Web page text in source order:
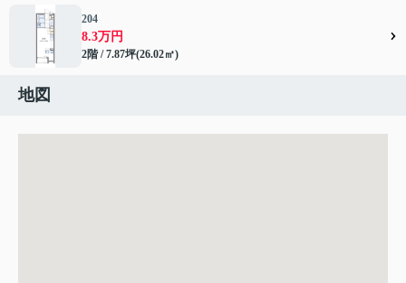
204
8.3万円
2階 / 7.87坪(26.02㎡)
地図